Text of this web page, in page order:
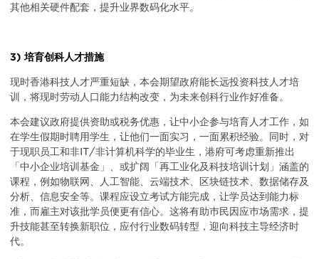
其他相关硬件配套，提升业界数码化水平。
3) 培育创科人才措施
现时香港科技人才严重短缺，本会期望政府能长远投资科技人才培
训，将现时劳动人口能力结构改变，为未来创科行业作好准备。
本会建议政府提供资助或税务优惠，让中小企参与培育人才工作，如
在学生假期时聘用学生，让他们一面实习，一面累积经验。同时，对
于现职员工和非IT/非计算机科学的毕业生，港府可考虑重新推出
「中小企业培训基金」、或扩阔「再工业化及科技培训计划」涵盖的
课程，例如物联网、人工智能、云端技术、区块链技术、数据储存及
分析、信息安全等。课程应设立考试方能完成，让学员达到能力标
准，而雇主对该批学员便更有信心。这将有助巿民因应巿场需求，提
升技能甚至转换新职位，应付行业数码转型，迎向科技主导经济时
代。